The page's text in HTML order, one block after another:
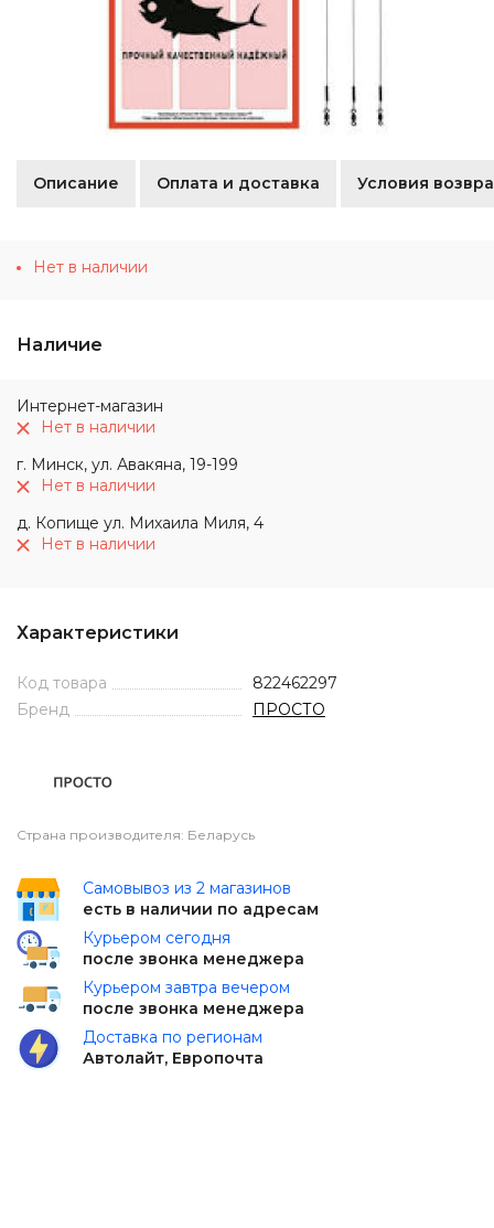
Описание Оплата и доставка Условия
Нет в наличии
Наличие
Интернет-магазин
Нет в наличии
г. Минск, ул. Авакяна, 19-199
Нет в наличии
д. Копище ул. Михаила Миля, 4
Нет в наличии
Характеристики
Код товара
822462297
Бренд
ПРОСТО
Страна производителя: Беларусь
Самовывоз из 2 магазинов
есть в наличии по адресам
Курьером сегодня
после звонка менеджера
Курьером завтра вечером
после звонка менеджера
Доставка по регионам
Автолайт, Европочта